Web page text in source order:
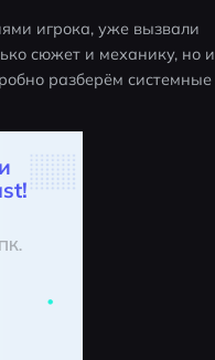
игрока, уже вызвали
сюжет и механику, но и
разберём системные